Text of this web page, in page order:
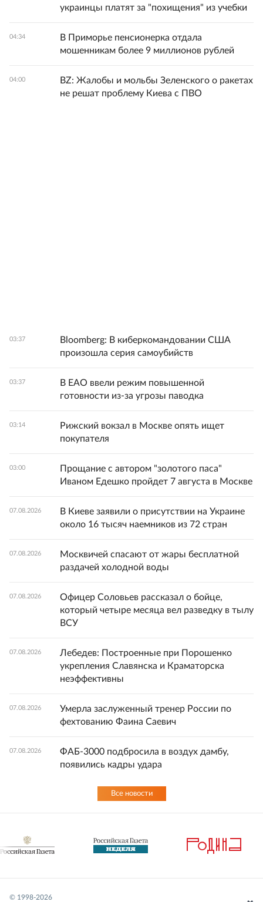
украинцы платят за "похищения" из учебки
04:34
В Приморье пенсионерка отдала
мошенникам более 9 миллионов рублей
04:00
BZ: Жалобы и мольбы Зеленского о ракетах
не решат проблему Киева с ПВО
03:37
Bloomberg: В киберкомандовании США
произошла серия самоубийств
03:37
В ЕАО ввели режим повышенной
готовности из-за угрозы паводка
03:14
Рижский вокзал в Москве опять ищет
покупателя
03:00
Прощание с автором "золотого паса"
Иваном Едешко пройдет 7 августа в Москве
07.08.2026
В Киеве заявили о присутствии на Украине
около 16 тысяч наемников из 72 стран
07.08.2026
Москвичей спасают от жары бесплатной
раздачей холодной воды
07.08.2026
Офицер Соловьев рассказал о бойце,
который четыре месяца вел разведку в тылу
ВСУ
07.08.2026
Лебедев: Построенные при Порошенко
укрепления Славянска и Краматорска
неэффективны
07.08.2026
Умерла заслуженный тренер России по
фехтованию Фаина Саевич
07.08.2026
ФАБ-3000 подбросила в воздух дамбу,
появились кадры удара
Все новости
© 1998-2026